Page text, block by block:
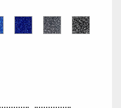
Blu
Zaffiro
Blu
Cobalto
Grigio
Glitter
Nero
Glitter